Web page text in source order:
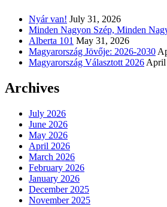
Nyár van! July 31, 2026
Minden Nagyon Szép, Minden
Alberta 101 May 31, 2026
Magyarország Jövője: 2026-2030
Magyarország Választott 2026 April
Archives
July 2026
June 2026
May 2026
April 2026
March 2026
February 2026
January 2026
December 2025
November 2025